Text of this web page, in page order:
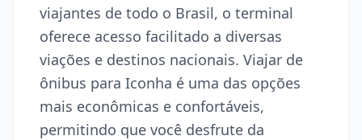
viajantes de todo o Brasil, o terminal
oferece acesso facilitado a diversas
viações e destinos nacionais. Viajar de
ônibus para Iconha é uma das opções
mais econômicas e confortáveis,
permitindo que você desfrute da